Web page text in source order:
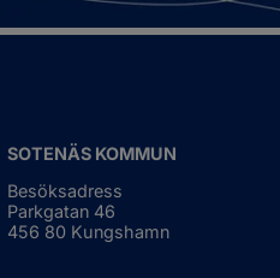
SOTENÄS KOMMUN
Besöksadress
Parkgatan 46
456 80 Kungshamn